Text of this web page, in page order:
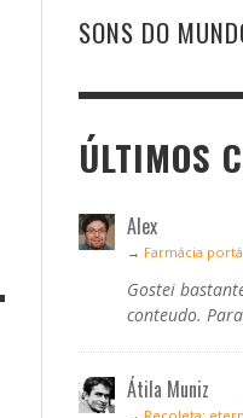
SONS DO
ÚLTIMOS
Alex
→ Farmácia
Gostei
conteudo.
Átila Muniz